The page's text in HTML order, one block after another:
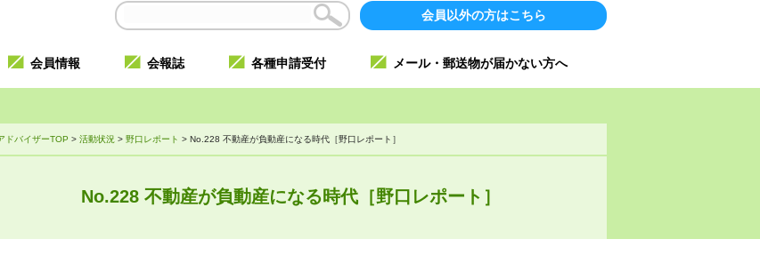
会員以外の方はこちら
会員情報 会報誌 各種申請受付 メール・郵送物が届かない方へ
ドバイザーTOP > 活動状況 > 野口レポート > No.228 不動産が負動産になる時代［野口レポート］
No.228 不動産が負動産になる時代［野口レポート］